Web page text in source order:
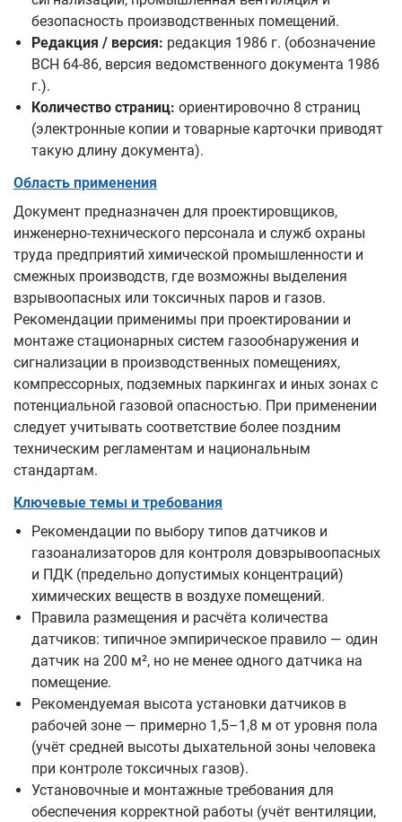
безопасность производственных помещений.
Редакция / версия: редакция 1986 г. (обозначение
ВСН 64-86, версия ведомственного документа 1986
г.).
Количество страниц: ориентировочно 8 страниц
(электронные копии и товарные карточки приводят
такую длину документа).
Область применения
Документ предназначен для проектировщиков,
инженерно-технического персонала и служб охраны
труда предприятий химической промышленности и
смежных производств, где возможны выделения
взрывоопасных или токсичных паров и газов.
Рекомендации применимы при проектировании и
монтаже стационарных систем газообнаружения и
сигнализации в производственных помещениях,
компрессорных, подземных паркингах и иных зонах с
потенциальной газовой опасностью. При применении
следует учитывать соответствие более поздним
техническим регламентам и национальным
стандартам.
Ключевые темы и требования
Рекомендации по выбору типов датчиков и
газоанализаторов для контроля довзрывоопасных
и ПДК (предельно допустимых концентраций)
химических веществ в воздухе помещений.
Правила размещения и расчёта количества
датчиков: типичное эмпирическое правило — один
датчик на 200 м², но не менее одного датчика на
помещение.
Рекомендуемая высота установки датчиков в
рабочей зоне — примерно 1,5–1,8 м от уровня пола
(учёт средней высоты дыхательной зоны человека
при контроле токсичных газов).
Установочные и монтажные требования для
обеспечения корректной работы (учёт вентиляции,